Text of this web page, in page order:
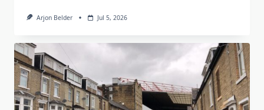
Arjon Belder Jul 5, 2026